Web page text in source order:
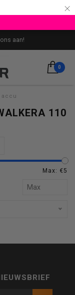
×
aan!
0
accu
110
Max: €5